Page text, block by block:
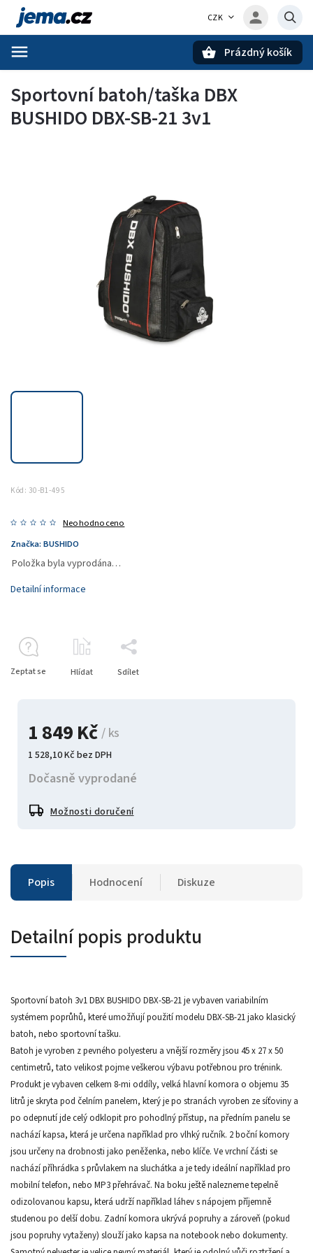
CZK
Prázdný košík
Sportovní batoh/taška DBX
BUSHIDO DBX-SB-21 3v1
Kód: 30-B1-495
Neohodnoceno
Značka: BUSHIDO
1 849 Kč/ ks
1 528,10 Kč bez DPH
Dočasně vyprodané
Možnosti doručení
Položka byla vyprodána…
Detailní informace
Zeptat se Hlídat Sdílet
Popis Hodnocení Diskuze
Detailní popis produktu
Sportovní batoh 3v1 DBX BUSHIDO DBX-SB-21 je vybaven variabilním
systémem poprůhů, které umožňují použití modelu DBX-SB-21 jako klasický
batoh, nebo sportovní tašku.
Batoh je vyroben z pevného polyesteru a vnější rozměry jsou 45 x 27 x 50
centimetrů, tato velikost pojme veškerou výbavu potřebnou pro trénink.
Produkt je vybaven celkem 8-mi oddíly, velká hlavní komora o objemu 35
litrů je skryta pod čelním panelem, který je po stranách vyroben ze síťoviny a
po odepnutí jde celý odklopit pro pohodlný přístup, na předním panelu se
nachází kapsa, která je určena například pro vlhký ručník. 2 boční komory
jsou určeny na drobnosti jako peněženka, nebo klíče. Ve vrchní části se
nachází příhrádka s průvlakem na sluchátka a je tedy ideální například pro
mobilní telefon, nebo MP3 přehrávač. Na boku ještě nalezneme tepelně
odizolovanou kapsu, která udrží například láhev s nápojem příjemně
studenou po delší dobu. Zadní komora ukrývá popruhy a zároveň (pokud
jsou popruhy vytaženy) slouží jako kapsa na notebook nebo dokumenty.